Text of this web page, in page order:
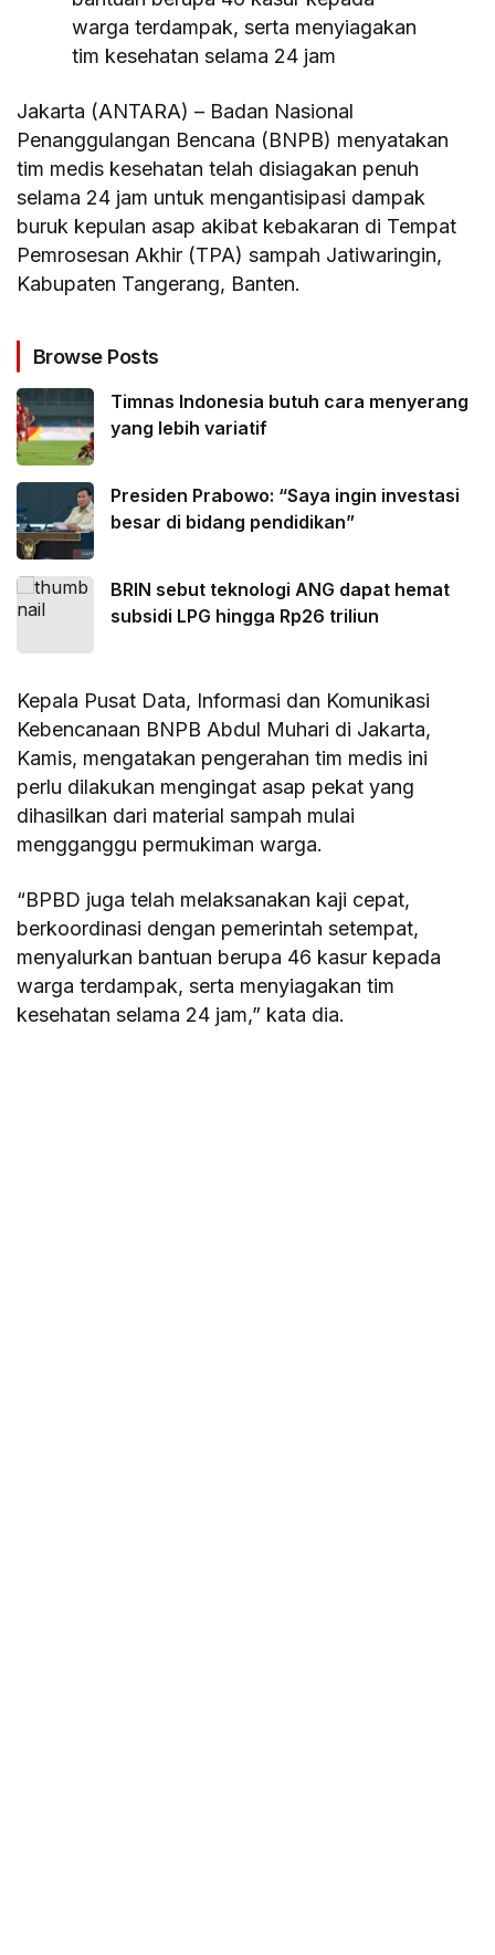
warga terdampak, serta menyiagakan
tim kesehatan selama 24 jam
Jakarta (ANTARA) – Badan Nasional
Penanggulangan Bencana (BNPB) menyatakan
tim medis kesehatan telah disiagakan penuh
selama 24 jam untuk mengantisipasi dampak
buruk kepulan asap akibat kebakaran di Tempat
Pemrosesan Akhir (TPA) sampah Jatiwaringin,
Kabupaten Tangerang, Banten.
Browse Posts
Timnas Indonesia butuh cara menyerang
yang lebih variatif
Presiden Prabowo: “Saya ingin investasi
besar di bidang pendidikan”
BRIN sebut teknologi ANG dapat hemat
subsidi LPG hingga Rp26 triliun
Kepala Pusat Data, Informasi dan Komunikasi
Kebencanaan BNPB Abdul Muhari di Jakarta,
Kamis, mengatakan pengerahan tim medis ini
perlu dilakukan mengingat asap pekat yang
dihasilkan dari material sampah mulai
mengganggu permukiman warga.
“BPBD juga telah melaksanakan kaji cepat,
berkoordinasi dengan pemerintah setempat,
menyalurkan bantuan berupa 46 kasur kepada
warga terdampak, serta menyiagakan tim
kesehatan selama 24 jam,” kata dia.